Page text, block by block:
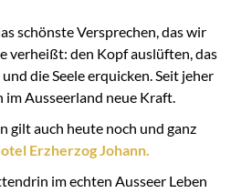
schönste Versprechen, das wir
verheißt: den Kopf auslüften, das
die Seele erquicken. Seit jeher
im Ausseerland neue Kraft.
gilt auch heute noch und ganz
Erzherzog Johann.
im echten Ausseer Leben